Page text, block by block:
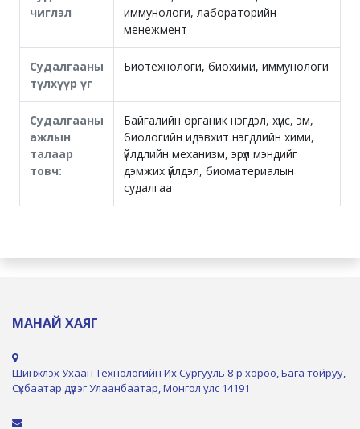
чиглэл
иммунологи, лабораторийн
менежмент
Судалгааны
түлхүүр үг
Биотехнологи, биохими, иммунологи
Судалгааны
ажлын
талаар
товч:
Байгалийн органик нэгдэл, хүнс, эм,
биологийн идэвхит нэгдлийн хими,
үйлдлийн механизм, эрүүл мэндийг
дэмжих үйлдэл, биоматериалын
судалгаа
МАНАЙ ХАЯГ
Шинжлэх Ухаан Технологийн Их Сургууль 8-р хороо, Бага тойруу,
Сүхбаатар дүүрэг Улаанбаатар, Монгол улс 14191